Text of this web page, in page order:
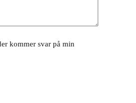
kommer svar på min